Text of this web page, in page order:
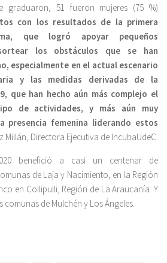
graduaron, 51 fueron mujeres (75 %)
con los resultados de la primera
que logró apoyar pequeños
los obstáculos que se han
especialmente en el actual escenario
y las medidas derivadas de la
que han hecho aún más complejo el
de actividades, y más aún muy
presencia femenina liderando estos
Millán, Directora Ejecutiva de IncubaUdeC.
benefició a casi un centenar de
de Laja y Nacimiento, en la Región
en Collipulli, Región de La Araucanía. Y
comunas de Mulchén y Los Ángeles.